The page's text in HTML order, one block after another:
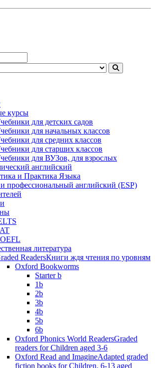
курсы
для детских садов
для начальных классов
для средних классов
для старших классов
для ВУЗов, для взрослых
английский
и Практика Языка
профессиональный английский (ESP)
литература
ReadersКниги ждя чтения по уровням
Oxford Bookworms
Starter b
1b
2b
3b
4b
5b
6b
Oxford Phonics World ReadersGraded
readers for Children aged 3-6
Oxford Read and ImagineAdapted graded
fiction books for Children. 6-13 aged